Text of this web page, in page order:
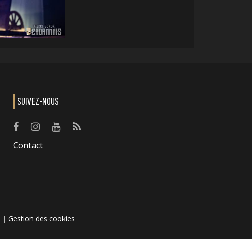
SUIVEZ-NOUS
Contact
| Gestion des cookies